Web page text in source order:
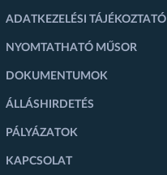
ADATKEZELÉSI TÁJÉKOZTATÓ
NYOMTATHATÓ MŰSOR
DOKUMENTUMOK
ÁLLÁSHIRDETÉS
PÁLYÁZATOK
KAPCSOLAT